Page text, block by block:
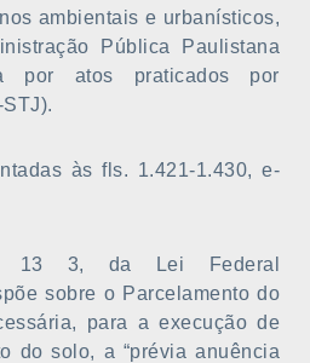
ambientais e urbanísticos,
Pública Paulistana
por atos praticados por
às fls. 1.421-1.430, e-
13 3, da Lei Federal
sobre o Parcelamento do
para a execução de
do solo, a “prévia anuência